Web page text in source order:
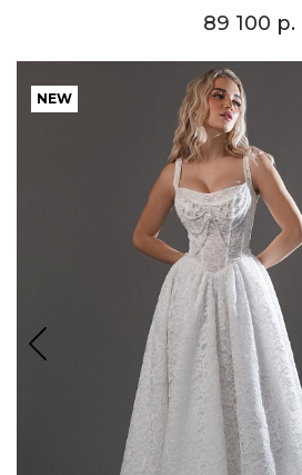
89 100 р.
NEW